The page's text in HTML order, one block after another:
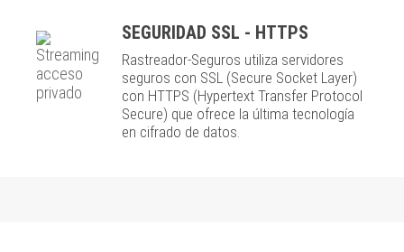
SEGURIDAD SSL - HTTPS
Rastreador-Seguros utiliza servidores
seguros con SSL (Secure Socket Layer)
con HTTPS (Hypertext Transfer Protocol
Secure) que ofrece la última tecnología
en cifrado de datos.